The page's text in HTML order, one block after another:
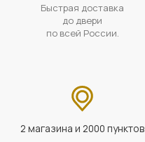
Быстрая доставка
до двери
по всей России.
2 магазина и 2000 пунктов